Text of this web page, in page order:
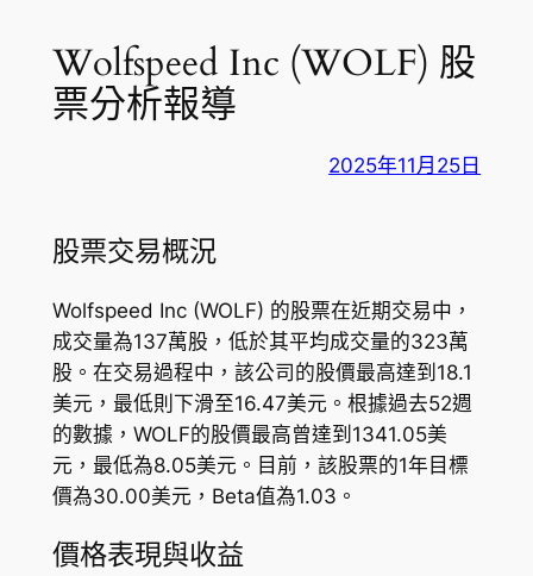
Wolfspeed Inc (WOLF) 股
票分析報導
2025年11月25日
股票交易概況
Wolfspeed Inc (WOLF) 的股票在近期交易中，
成交量為137萬股，低於其平均成交量的323萬
股。在交易過程中，該公司的股價最高達到18.1
美元，最低則下滑至16.47美元。根據過去52週
的數據，WOLF的股價最高曾達到1341.05美
元，最低為8.05美元。目前，該股票的1年目標
價為30.00美元，Beta值為1.03。
價格表現與收益